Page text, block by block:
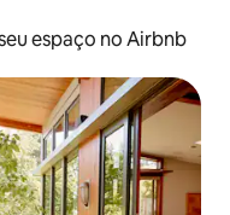
espaço no Airbnb